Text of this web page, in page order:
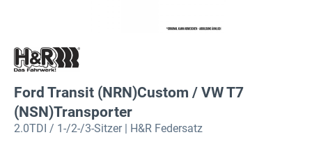
Ford Transit (NRN)Custom / VW T7
(NSN)Transporter
2.0TDI / 1-/2-/3-Sitzer | H&R Federsatz